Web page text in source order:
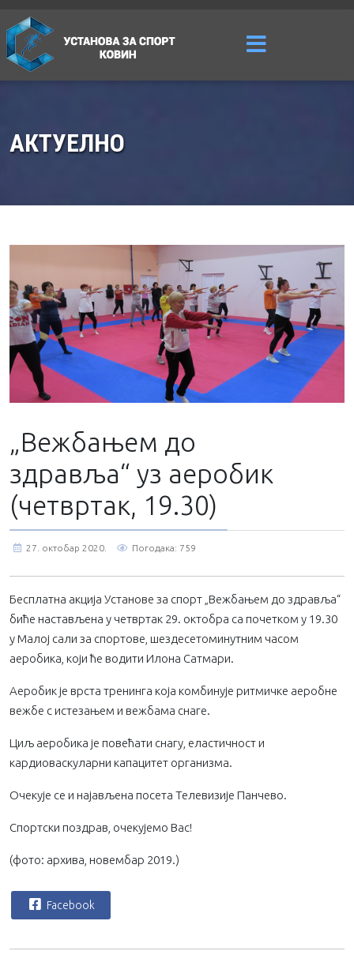
АКТУЕЛНО
„Вежбањем до
здравља“ уз аеробик
(четвртак, 19.30)
27. октобар 2020. Погодака: 759
Бесплатна акција Установе за спорт „Вежбањем до здравља“
биће настављена у четвртак 29. октобра са почетком у 19.30
у Малој сали за спортове, шездесетоминутним часом
аеробика, који ће водити Илона Сатмари.
Аеробик је врста тренинга која комбинује ритмичке аеробне
вежбе с истезањем и вежбама снаге.
Циљ аеробика је повећати снагу, еластичност и
кардиоваскуларни капацитет организма.
Очекује се и најављена посета Телевизије Панчево.
Спортски поздрав, очекујемо Вас!
(фото: архива, новембар 2019.)
Facebook